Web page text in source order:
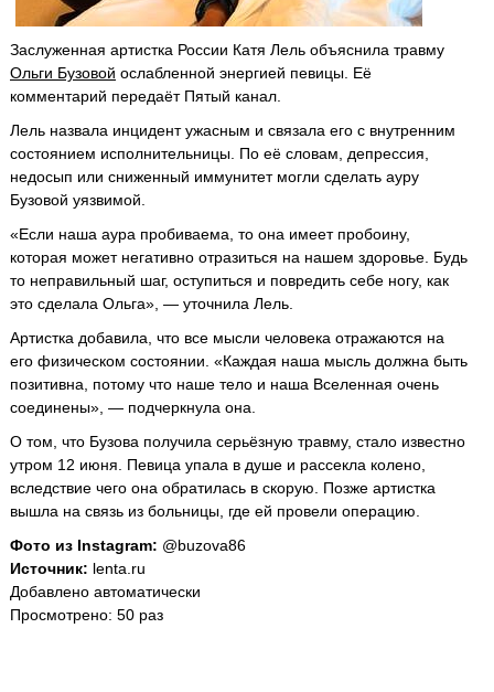
Заслуженная артистка России Катя Лель объяснила травму
Ольги Бузовой ослабленной энергией певицы. Её
комментарий передаёт Пятый канал.
Лель назвала инцидент ужасным и связала его с внутренним
состоянием исполнительницы. По её словам, депрессия,
недосып или сниженный иммунитет могли сделать ауру
Бузовой уязвимой.
«Если наша аура пробиваема, то она имеет пробоину,
которая может негативно отразиться на нашем здоровье. Будь
то неправильный шаг, оступиться и повредить себе ногу, как
это сделала Ольга», — уточнила Лель.
Артистка добавила, что все мысли человека отражаются на
его физическом состоянии. «Каждая наша мысль должна быть
позитивна, потому что наше тело и наша Вселенная очень
соединены», — подчеркнула она.
О том, что Бузова получила серьёзную травму, стало известно
утром 12 июня. Певица упала в душе и рассекла колено,
вследствие чего она обратилась в скорую. Позже артистка
вышла на связь из больницы, где ей провели операцию.
Фото из Instagram: @buzova86
Источник: lenta.ru
Добавлено автоматически
Просмотрено: 50 раз